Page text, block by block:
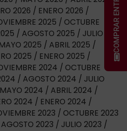
COMPRAR ENTRADAS
2026
ENERO 2026
2025
OCTUBRE
AGOSTO 2025
JULIO
MAYO 2025
ABRIL 2025
2025
ENERO 2025
2024
OCTUBRE
AGOSTO 2024
JULIO
MAYO 2024
ABRIL 2024
2024
ENERO 2024
2023
OCTUBRE 2023
AGOSTO 2023
JULIO 2023